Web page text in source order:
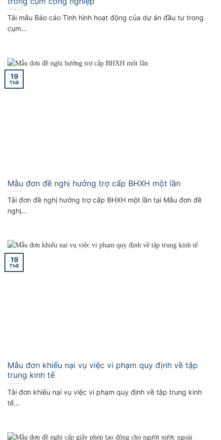
Tải mẫu Báo cáo Tình hình hoạt động của dự án đầu tư trong
cụm...
Mẫu đơn đề nghị hưởng trợ cấp BHXH một lần
Tải đơn đề nghị hưởng trợ cấp BHXH một lần tại Mẫu đơn đề
nghị...
19
Th8
Mẫu đơn khiếu nại vụ việc vi phạm quy định về tập
trung kinh tế
Tải đơn khiếu nại vụ việc vi phạm quy định về tập trung kinh
tế...
19
Th8